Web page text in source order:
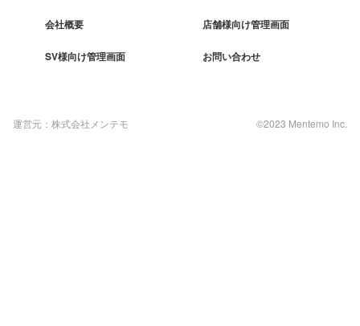
会社概要 店舗様向け管理画面
SV様向け管理画面 お問い合わせ
運営元：株式会社メンテモ ©2023 Mentemo Inc.